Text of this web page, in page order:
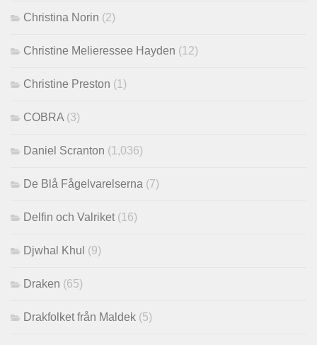
Christina Norin (2)
Christine Melieressee Hayden (12)
Christine Preston (1)
COBRA (3)
Daniel Scranton (1,036)
De Blå Fågelvarelserna (7)
Delfin och Valriket (16)
Djwhal Khul (9)
Draken (65)
Drakfolket från Maldek (5)